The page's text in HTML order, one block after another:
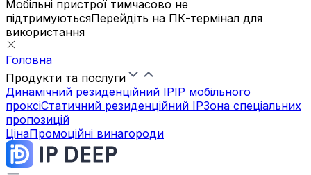
Мобільні пристрої тимчасово не
підтримуютьсяПерейдіть на ПК-термінал для
використання
Головна
Продукти та послуги
Динамічний резиденційний IPIP мобільного
проксіСтатичний резиденційний IPЗона спеціальних
пропозицій
ЦінаПромоційні винагороди